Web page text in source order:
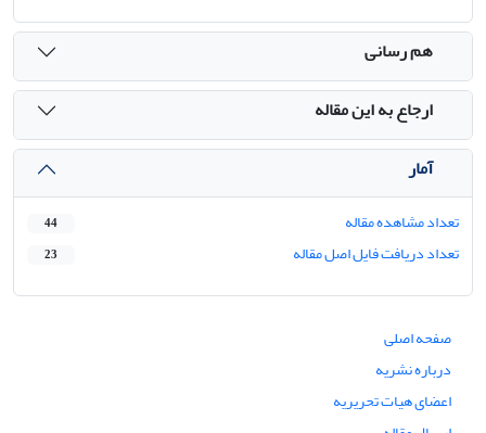
هم رسانی
ارجاع به این مقاله
آمار
تعداد مشاهده مقاله 44
تعداد دریافت فایل اصل مقاله 23
صفحه اصلی
درباره نشریه
اعضای هیات تحریریه